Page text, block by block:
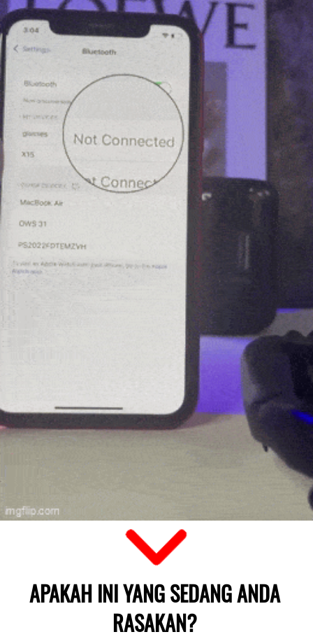
APAKAH INI YANG SEDANG ANDA
RASAKAN?